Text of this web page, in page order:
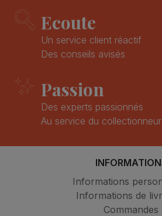
Ecoute
Un service client réactif
Des conseils avisés
Passion
Des experts passionnés
Au service du collectionneur
Informations
Informations de
Commandes